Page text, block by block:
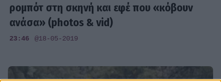
ρομπότ στη σκηνή και εφέ που «κόβουν
ανάσα» (photos & vid)
23:46 @18-05-2019